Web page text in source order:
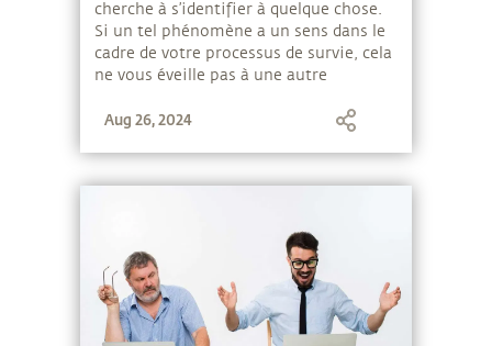
Sadhguru
cherche à s’identifier à quelque chose.
Si un tel phénomène a un sens dans le
cadre de votre processus de survie, cela
ne vous éveille pas à une autre
important est de ne pas s’identifier à
Aug 26, 2024